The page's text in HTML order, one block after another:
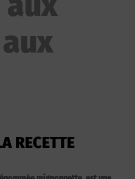
RECETTE